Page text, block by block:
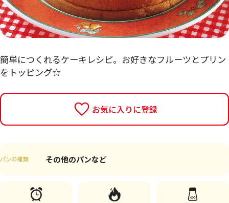
簡単につくれるケーキレシピ。お好きなフルーツとプリン
をトッピング☆
お気に入りに登録
パンの種類 その他のパンなど